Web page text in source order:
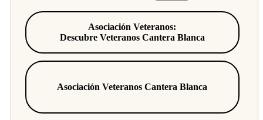
Asociación Veteranos:
Descubre Veteranos Cantera Blanca
Asociación Veteranos Cantera Blanca